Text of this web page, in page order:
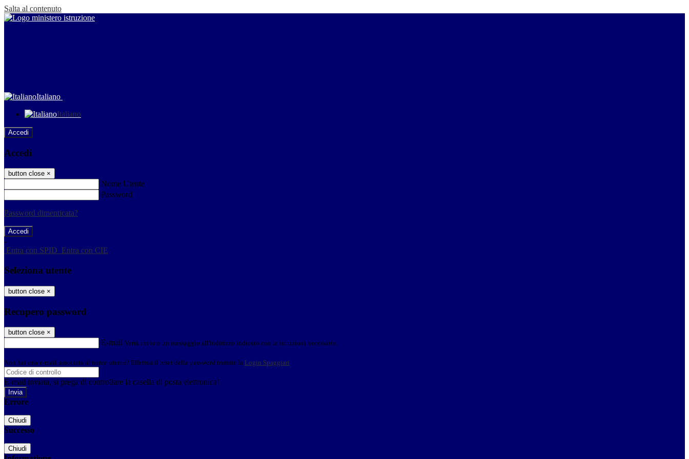
Salta al contenuto
Italiano
Italiano
Accedi
Accedi
button close ×
Nome Utente
Password
Password dimenticata?
-
Entra con SPID Entra con CIE
Seleziona utente
button close ×
Recupero password
button close ×
E-mail Verrà inviato un messaggio all'indirizzo indicato con le istruzioni necessarie.
Non hai una e-mail associata al nome utente? Effettua il reset della password tramite la Login Spaggiari
E-mail inviata, si prega di controllare la casella di posta elettronica!
Errore
Chiudi
Successo
Chiudi